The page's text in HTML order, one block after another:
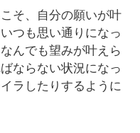
そ、自分の願いが叶
つも思い通りになっ
んでも望みが叶えら
ならない状況になっ
ラしたりするように